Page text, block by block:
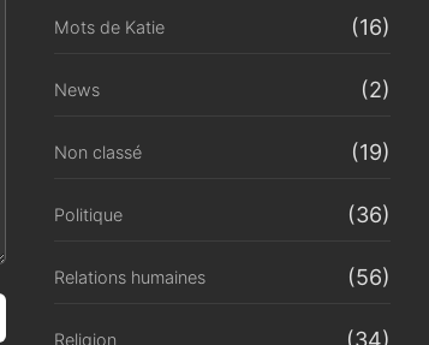
Mots de Katie (16)
News (2)
Non classé (19)
Politique (36)
Relations humaines (56)
Religion